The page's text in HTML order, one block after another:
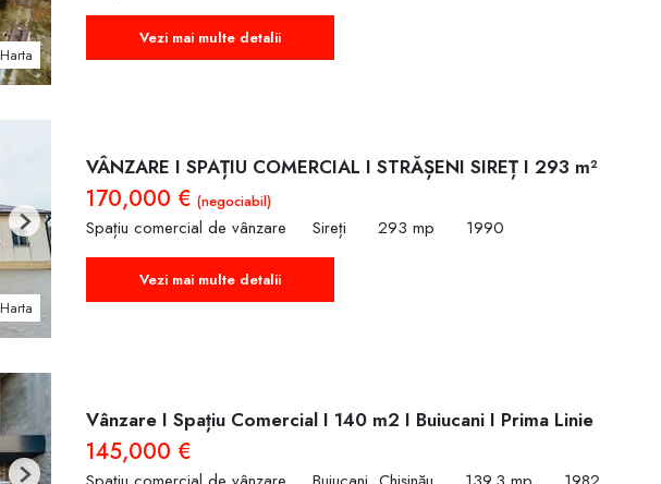
Harta
Vezi mai multe detalii
Harta
Next
VÂNZARE I SPAȚIU COMERCIAL I STRĂȘENI SIREȚ I 293 m²
170,000 € (negociabil)
Spațiu comercial de vânzare Sireți 293 mp 1990
Vezi mai multe detalii
Vânzare I Spațiu Comercial I 140 m2 I Buiucani I Prima Linie
145,000 €